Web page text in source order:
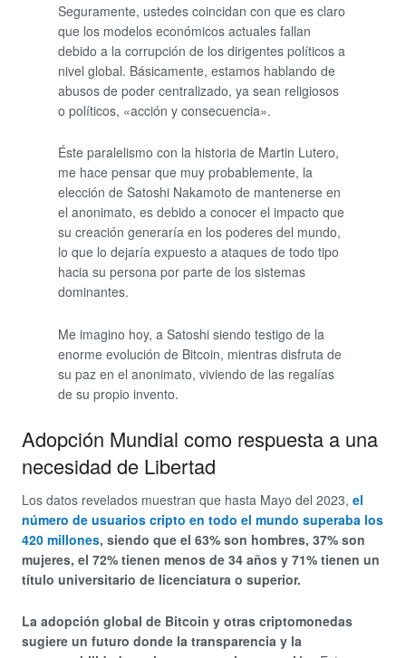
Seguramente, ustedes coincidan con que es claro
que los modelos económicos actuales fallan
debido a la corrupción de los dirigentes políticos a
nivel global. Básicamente, estamos hablando de
abusos de poder centralizado, ya sean religiosos
o políticos, «acción y consecuencia».
Éste paralelismo con la historia de Martin Lutero,
me hace pensar que muy probablemente, la
elección de Satoshi Nakamoto de mantenerse en
el anonimato, es debido a conocer el impacto que
su creación generaría en los poderes del mundo,
lo que lo dejaría expuesto a ataques de todo tipo
hacia su persona por parte de los sistemas
dominantes.
Me imagino hoy, a Satoshi siendo testigo de la
enorme evolución de Bitcoin, mientras disfruta de
su paz en el anonimato, viviendo de las regalías
de su propio invento.
Adopción Mundial como respuesta a una
necesidad de Libertad
Los datos revelados muestran que hasta Mayo del 2023, el
número de usuarios cripto en todo el mundo superaba los
420 millones, siendo que el 63% son hombres, 37% son
mujeres, el 72% tienen menos de 34 años y 71% tienen un
título universitario de licenciatura o superior.
La adopción global de Bitcoin y otras criptomonedas
sugiere un futuro donde la transparencia y la